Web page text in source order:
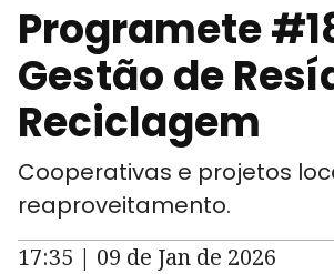
Programete
Gestão de
Reciclagem
Cooperativas e projetos
reaproveitamento.
17:35 | 09 de Jan de 2026